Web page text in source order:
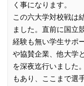
く事になります。
この六大学対校戦は
ました。直前に国立
経験も無い学生サポ
や協賛企業、他大学
を深夜迄行いました
もあり、ここまで選